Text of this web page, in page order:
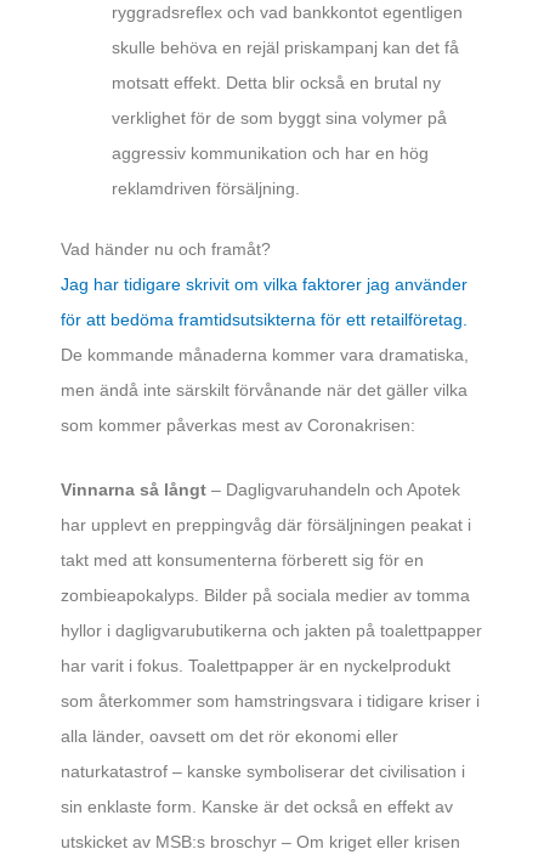
ryggradsreflex och vad bankkontot egentligen
skulle behöva en rejäl priskampanj kan det få
motsatt effekt. Detta blir också en brutal ny
verklighet för de som byggt sina volymer på
aggressiv kommunikation och har en hög
reklamdriven försäljning.
Vad händer nu och framåt?
Jag har tidigare skrivit om vilka faktorer jag använder
för att bedöma framtidsutsikterna för ett retailföretag.
De kommande månaderna kommer vara dramatiska,
men ändå inte särskilt förvånande när det gäller vilka
som kommer påverkas mest av Coronakrisen:
Vinnarna så långt – Dagligvaruhandeln och Apotek
har upplevt en preppingvåg där försäljningen peakat i
takt med att konsumenterna förberett sig för en
zombieapokalyps. Bilder på sociala medier av tomma
hyllor i dagligvarubutikerna och jakten på toalettpapper
har varit i fokus. Toalettpapper är en nyckelprodukt
som återkommer som hamstringsvara i tidigare kriser i
alla länder, oavsett om det rör ekonomi eller
naturkatastrof – kanske symboliserar det civilisation i
sin enklaste form. Kanske är det också en effekt av
utskicket av MSB:s broschyr – Om kriget eller krisen